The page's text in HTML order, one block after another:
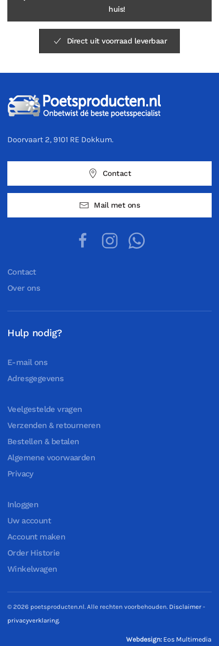
huis!
Direct uit voorraad leverbaar
Doorvaart 2, 9101 RE Dokkum.
Contact
Mail met ons
Contact
Over ons
Hulp nodig?
E-mail ons
Adresgegevens
Veelgestelde vragen
Verzenden & retourneren
Bestellen & betalen
Algemene voorwaarden
Privacy
Inloggen
Uw account
Account maken
Order Historie
Winkelwagen
© 2026 poetsproducten.nl. Alle rechten voorbehouden. Disclaimer -
privacyverklaring.
Webdesign: Eos Multimedia